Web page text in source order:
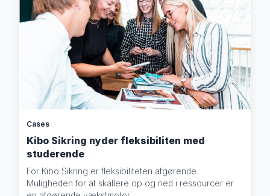
Cases
Kibo Sikring nyder fleksibiliten med
studerende
For Kibo Sikring er fleksibiliteten afgørende.
Muligheden for at skallere op og ned i ressourcer er